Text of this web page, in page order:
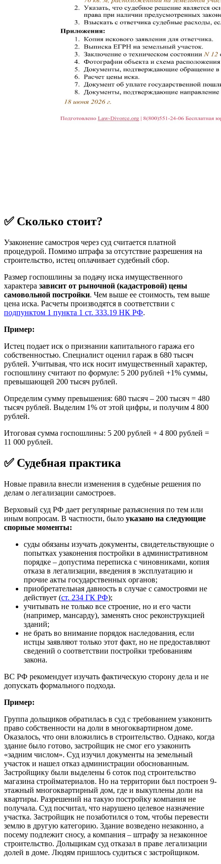
✅ Сколько стоит?
Узаконение самостроя через суд считается платной
процедурой. Помимо штрафа за отсутствие разрешения на
строительство, истец оплачивает судебный сбор.
Размер госпошлины за подачу иска имущественного
характера зависит от рыночной (кадастровой) цены
самовольной постройки. Чем выше ее стоимость, тем выше
цена иска. Расчеты производятся в соответствии с
подпунктом 1 пункта 1 ст. 333.19 НК РФ.
Пример:
Истец подает иск о признании капитального гаража его
собственностью. Специалист оценил гараж в 680 тысяч
рублей. Учитывая, что иск носит имущественный характер,
госпошлину считают по формуле: 5 200 рублей +1% суммы,
превышающей 200 тысяч рублей.
Определим сумму превышения: 680 тысяч – 200 тысяч = 480
тысяч рублей. Выделим 1% от этой цифры, и получим 4 800
рублей.
Итоговая сумма госпошлины: 5 200 рублей + 4 800 рублей =
11 000 рублей.
✅ Судебная практика
Новые правила внесли изменения в судебные решения по
делам о легализации самостроев.
Верховый суд РФ дает регулярные разъяснения по тем или
иным вопросам. В частности, было указано на следующие
спорные моменты:
суды обязаны изучать документы, свидетельствующие о
попытках узаконения постройки в административном
порядке – допустима переписка с чиновниками, копия
отказа в легализации, введения в эксплуатацию и
прочие акты государственных органов;
приобретательная давность в случае с самостроями не
действует (ст. 234 ГК РФ);
учитывать не только все строение, но и его части
(например, мансарду), заменять снос реконструкцией
зданий;
не брать во внимание порядок наследования, если
истцы заявляют только этот факт, но не предоставляют
сведений о соответствии постройки требованиям
закона.
ВС РФ рекомендует изучать фактическую сторону дела и не
допускать формального подхода.
Пример:
Группа дольщиков обратилась в суд с требованием узаконить
право собственности на доли в многоквартирном доме.
Оказалось, что они вложились в строительство. Однако, когда
здание было готово, застройщик не смог его узаконить
«задним числом». Суд изучил документы на земельный
участок и нашел отказ администрации обоснованным.
Застройщику были выделены 6 соток под строительство
магазина стройматериалов. Но на территории был построен 9-
этажный многоквартирный дом, где и выкуплены доли на
квартиры. Разрешений на такую постройку компания не
получала. Суд посчитал, что нарушено целевое назначение
участка. Застройщик не позаботился о том, чтобы перевести
землю в другую категорию. Здание возведено незаконно, а
посему подлежит сносу, а компания – штрафу за незаконное
строительство. Дольщикам суд отказал в праве легализации
долей в доме. Людям пришлось судиться с застройщиком.